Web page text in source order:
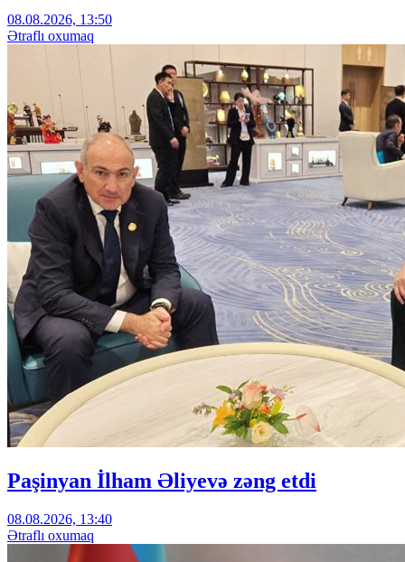
08.08.2026, 13:50
Ətraflı oxumaq
Paşinyan İlham Əliyevə zəng etdi
08.08.2026, 13:40
Ətraflı oxumaq